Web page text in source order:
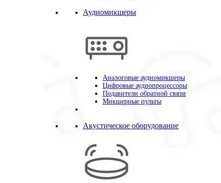
Аудиомикшеры
Аналоговые аудиомикшеры
Цифровые аудиопроцессоры
Подавители обратной связи
Микшерные пульты
Акустическое оборудование